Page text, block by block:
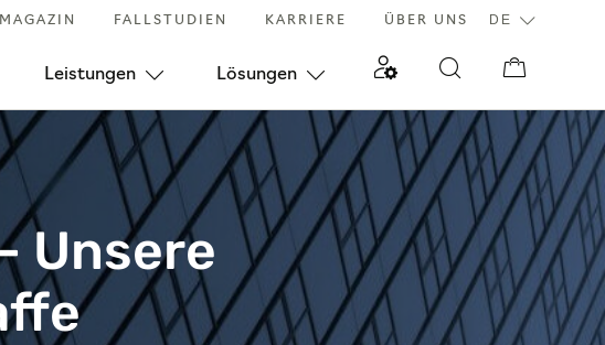
MAGAZIN FALLSTUDIEN KARRIERE ÜBER UNS
Leistungen Lösungen
Unsere